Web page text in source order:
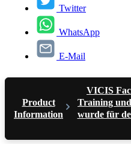
Twitter
WhatsApp
E-Mail
Product
Information
VICIS
Training
wurde für